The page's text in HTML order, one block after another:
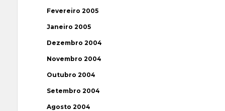
Fevereiro 2005
Janeiro 2005
Dezembro 2004
Novembro 2004
Outubro 2004
Setembro 2004
Agosto 2004